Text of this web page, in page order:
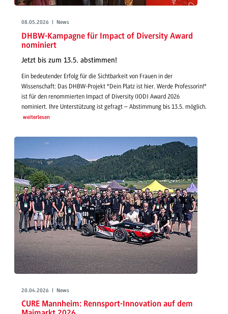
08.05.2026 | News
DHBW-Kampagne für Impact of Diversity Award
nominiert
Jetzt bis zum 13.5. abstimmen!
Ein bedeutender Erfolg für die Sichtbarkeit von Frauen in der
Wissenschaft: Das DHBW-Projekt "Dein Platz ist hier. Werde Professorin!"
ist für den renommierten Impact of Diversity (IOD) Award 2026
nominiert. Ihre Unterstützung ist gefragt – Abstimmung bis 13.5. möglich.
weiterlesen
20.04.2026 | News
CURE Mannheim: Rennsport-Innovation auf dem